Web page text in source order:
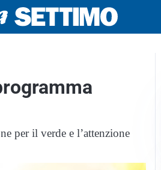
per il verde e l’attenzione